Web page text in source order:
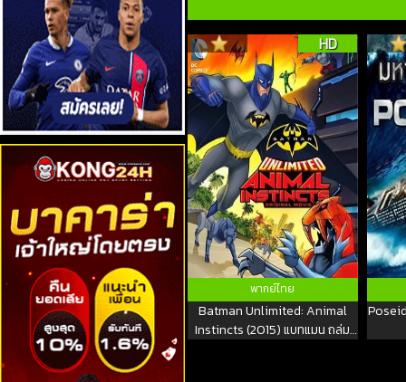
HD
พากย์ไทย
Batman Unlimited: Animal
Instincts (2015) แบทแมน ถล่ม